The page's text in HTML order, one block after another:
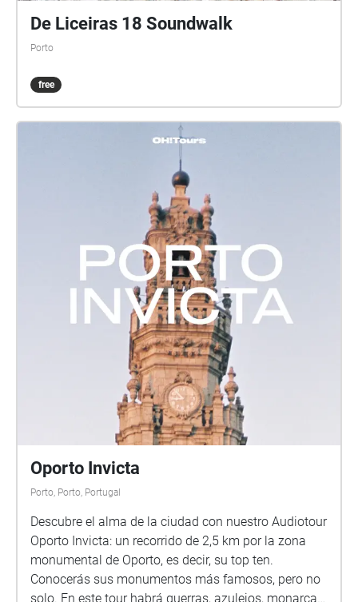
De Liceiras 18 Soundwalk
Porto
free
Oporto Invicta
Porto, Porto, Portugal
Descubre el alma de la ciudad con nuestro Audiotour
Oporto Invicta: un recorrido de 2,5 km por la zona
monumental de Oporto, es decir, su top ten.
Conocerás sus monumentos más famosos, pero no
solo. En este tour habrá guerras, azulejos, monarcas